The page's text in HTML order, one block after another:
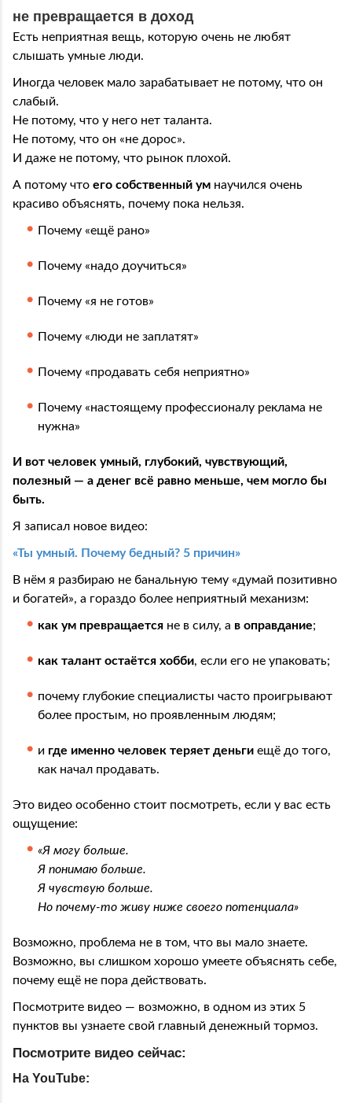
не превращается в доход
Есть неприятная вещь, которую очень не любят
слышать умные люди.
Иногда человек мало зарабатывает не потому, что он
слабый.
Не потому, что у него нет таланта.
Не потому, что он «не дорос».
И даже не потому, что рынок плохой.
А потому что его собственный ум научился очень
красиво объяснять, почему пока нельзя.
Почему «ещё рано»
Почему «надо доучиться»
Почему «я не готов»
Почему «люди не заплатят»
Почему «продавать себя неприятно»
Почему «настоящему профессионалу реклама не
нужна»
И вот человек умный, глубокий, чувствующий,
полезный — а денег всё равно меньше, чем могло бы
быть.
Я записал новое видео:
«Ты умный. Почему бедный? 5 причин»
В нём я разбираю не банальную тему «думай позитивно
и богатей», а гораздо более неприятный механизм:
как ум превращаетсяне в силу, а в оправдание;
как талант остаётся хобби, если его не упаковать;
почему глубокие специалисты часто проигрывают
более простым, но проявленным людям;
и где именно человек теряет деньги ещё до того,
как начал продавать.
Это видео особенно стоит посмотреть, если у вас есть
ощущение:
«Я могу больше.
Я понимаю больше.
Я чувствую больше.
Но почему-то живу ниже своего потенциала»
Возможно, проблема не в том, что вы мало знаете.
Возможно, вы слишком хорошо умеете объяснять себе,
почему ещё не пора действовать.
Посмотрите видео — возможно, в одном из этих 5
пунктов вы узнаете свой главный денежный тормоз.
Посмотрите видео сейчас:
На YouTube: